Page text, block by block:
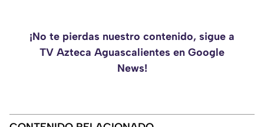
¡No te pierdas nuestro contenido, sigue a
TV Azteca Aguascalientes en Google
News!